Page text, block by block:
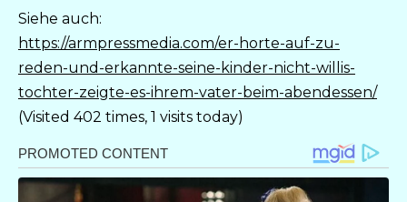
Siehe auch:
https://armpressmedia.com/er-horte-auf-zu-
reden-und-erkannte-seine-kinder-nicht-willis-
tochter-zeigte-es-ihrem-vater-beim-abendessen/
(Visited 402 times, 1 visits today)